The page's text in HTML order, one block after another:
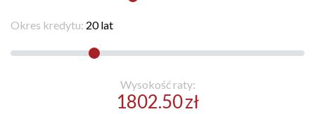
Okres kredytu: 20 lat
Wysokość raty:
1802.50zł